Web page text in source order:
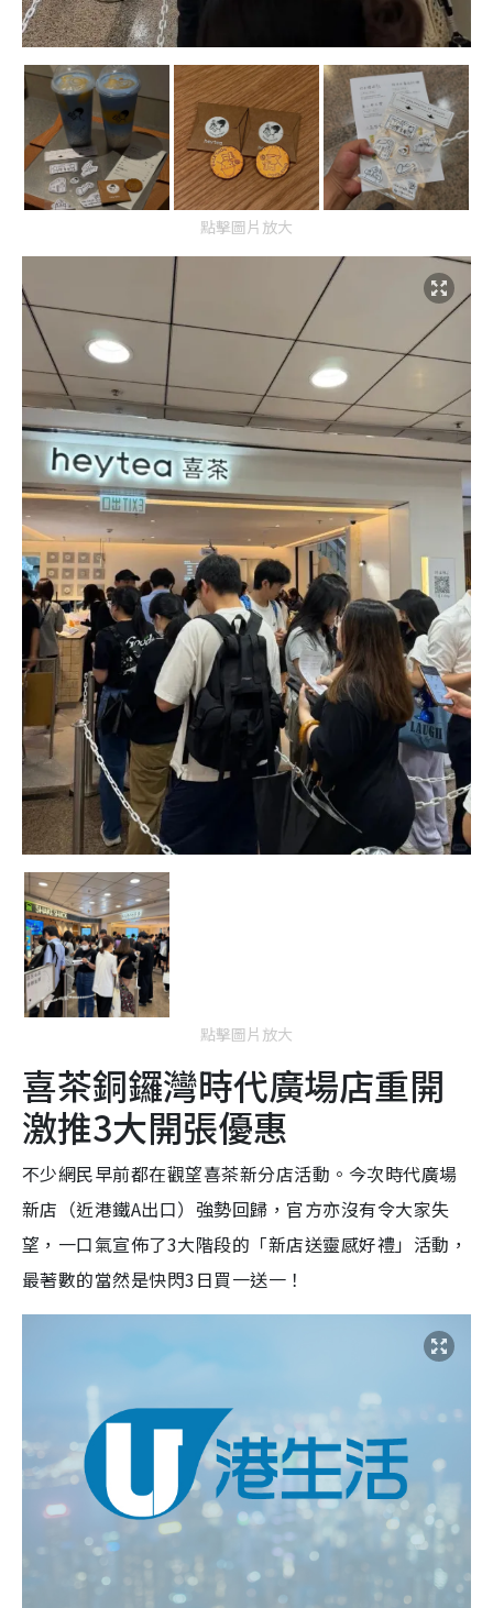
點擊圖片放大
點擊圖片放大
喜茶銅鑼灣時代廣場店重開
激推3大開張優惠
不少網民早前都在觀望喜茶新分店活動。今次時代廣場
新店（近港鐵A出口）強勢回歸，官方亦沒有令大家失
望，一口氣宣佈了3大階段的「新店送靈感好禮」活動，
最著數的當然是快閃3日買一送一！